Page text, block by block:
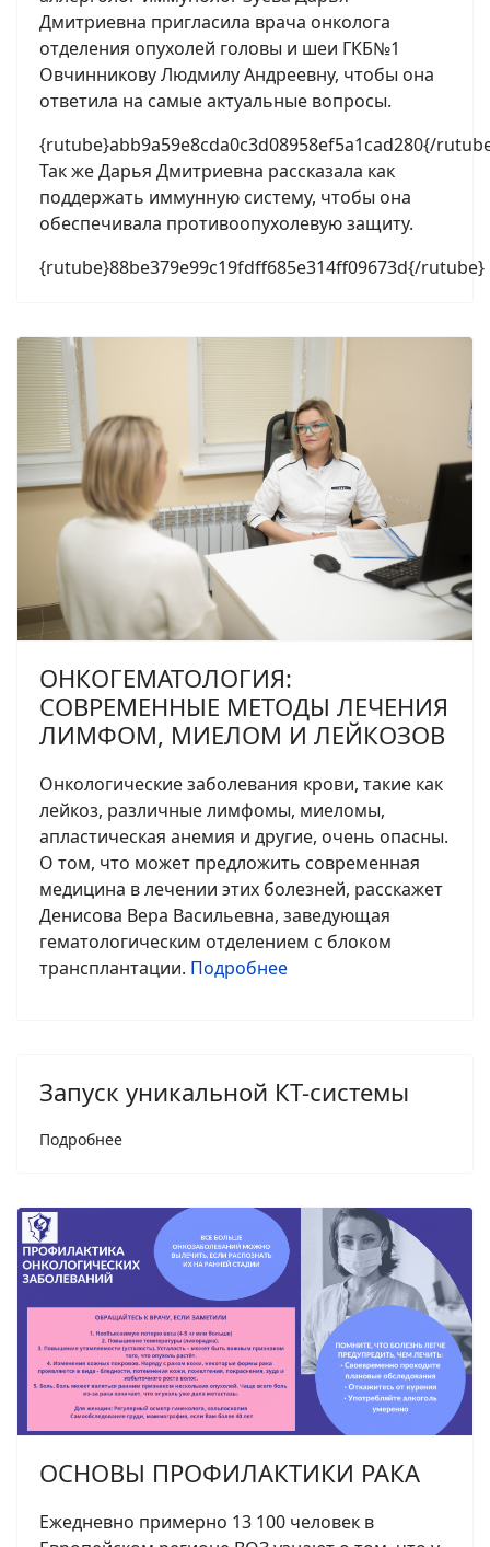
Дмитриевна пригласила врача онколога
отделения опухолей головы и шеи ГКБ№1
Овчинникову Людмилу Андреевну, чтобы она
ответила на самые актуальные вопросы.
{rutube}abb9a59e8cda0c3d08958ef5a1cad280{/
Так же Дарья Дмитриевна рассказала как
поддержать иммунную систему, чтобы она
обеспечивала противоопухолевую защиту.
{rutube}88be379e99c19fdff685e314ff09673d{/rutube}
ОНКОГЕМАТОЛОГИЯ:
СОВРЕМЕННЫЕ МЕТОДЫ ЛЕЧЕНИЯ
ЛИМФОМ, МИЕЛОМ И ЛЕЙКОЗОВ
Онкологические заболевания крови, такие как
лейкоз, различные лимфомы, миеломы,
апластическая анемия и другие, очень опасны.
О том, что может предложить современная
медицина в лечении этих болезней, расскажет
Денисова Вера Васильевна, заведующая
гематологическим отделением с блоком
трансплантации. Подробнее
Запуск уникальной КТ-системы
Подробнее
ОСНОВЫ ПРОФИЛАКТИКИ РАКА
Ежедневно примерно 13 100 человек в